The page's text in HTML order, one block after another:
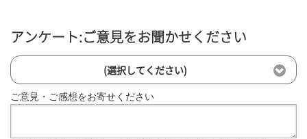
アンケート:ご意見をお聞かせください
(選択してください)
ご意見・ご感想をお寄せください